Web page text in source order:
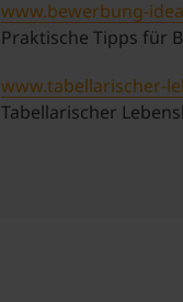
www.bewerbung-
Praktische Tipps für
www.tabellarischer-
Tabellarischer